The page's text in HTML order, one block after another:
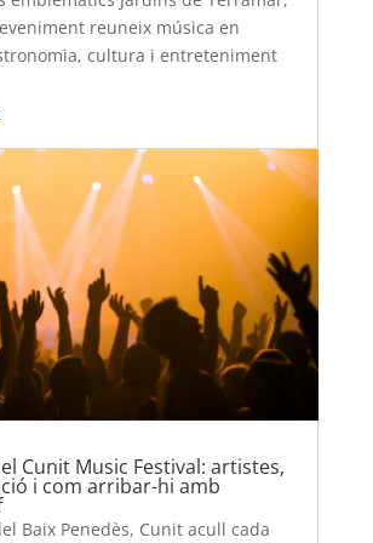
reuneix música en
cultura i entreteniment
Cunit Music Festival: artistes,
i com arribar-hi amb
Baix Penedès, Cunit acull cada